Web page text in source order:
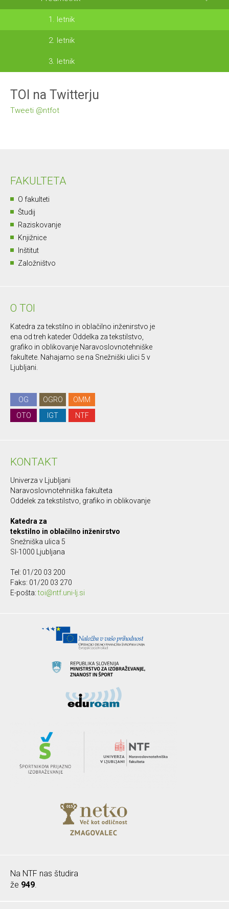
1. letnik
2. letnik
3. letnik
TOI na Twitterju
Tweeti @ntfot
FAKULTETA
O fakulteti
Študij
Raziskovanje
Knjižnice
Inštitut
Založništvo
O TOI
Katedra za tekstilno in oblačilno inženirstvo je
ena od treh kateder Oddelka za tekstilstvo,
grafiko in oblikovanje Naravoslovnotehniške
fakultete. Nahajamo se na Snežniški ulici 5 v
Ljubljani.
OG OGRO
OMM
OTO
IGT NTF
KONTAKT
Univerza v Ljubljani
Naravoslovnotehniška fakulteta
Oddelek za tekstilstvo, grafiko in oblikovanje
Katedra za
tekstilno in oblačilno inženirstvo
Snežniška ulica 5
SI-1000 Ljubljana
Tel: 01/20 03 200
Faks: 01/20 03 270
E-pošta:toi@ntf.uni-lj.si
Na NTF nas študira
že 949